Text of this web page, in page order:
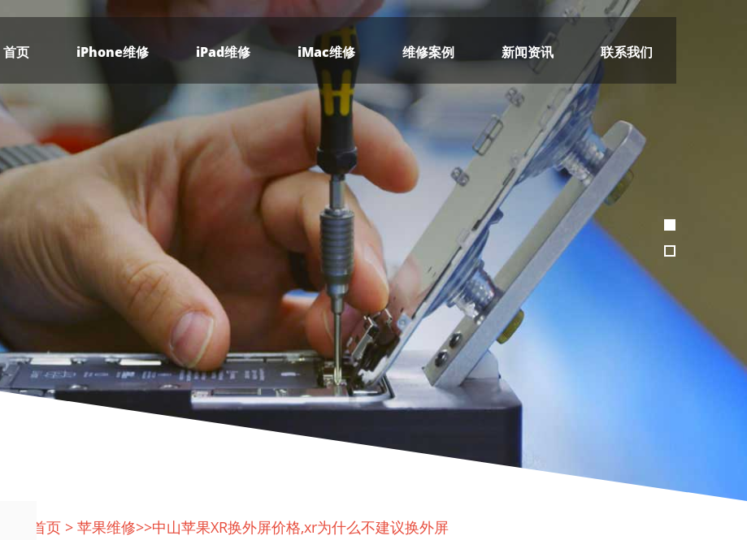
首页 iPhone维修 iPad维修 iMac维修 维修案例 新闻资讯 联系我们
首页 > 苹果维修>>中山苹果XR换外屏价格,xr为什么不建议换外屏